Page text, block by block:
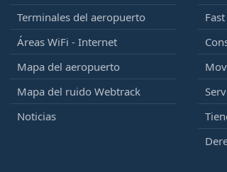
Terminales del aeropuerto
Áreas WiFi - Internet
Mapa del aeropuerto
Mapa del ruido Webtrack
Noticias